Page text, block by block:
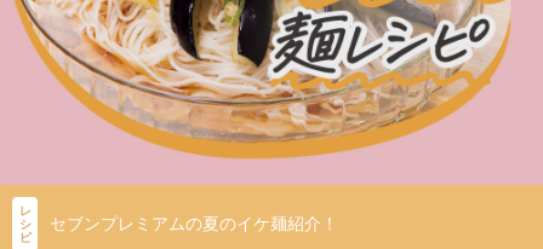
レ
シ
ピ
セブンプレミアムの夏のイケ麺紹介！